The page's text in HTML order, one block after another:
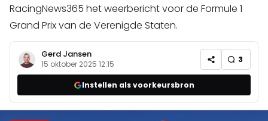
RacingNews365 het weerbericht voor de Formule 1
Grand Prix van de Verenigde Staten.
Gerd Jansen
15 oktober 2025 12:15 3
Instellen als voorkeursbron